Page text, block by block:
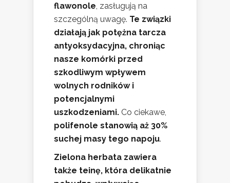
flawonole, zasługują na
szczególną uwagę. Te związki
działają jak potężna tarcza
antyoksydacyjna, chroniąc
nasze komórki przed
szkodliwym wpływem
wolnych rodników i
potencjalnymi
uszkodzeniami. Co ciekawe,
polifenole stanowią aż 30%
suchej masy tego napoju.
Zielona herbata zawiera
także teinę, która delikatnie